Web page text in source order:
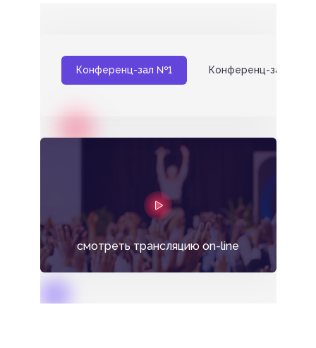
Конференц-зал №1 Конференц-зал №2
смотреть трансляцию on-line